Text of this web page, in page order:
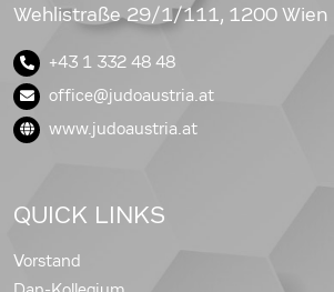
Wehlistraße 29/1/111, 1200 Wien
+43 1 332 48 48
office@judoaustria.at
www.judoaustria.at
QUICK LINKS
Vorstand